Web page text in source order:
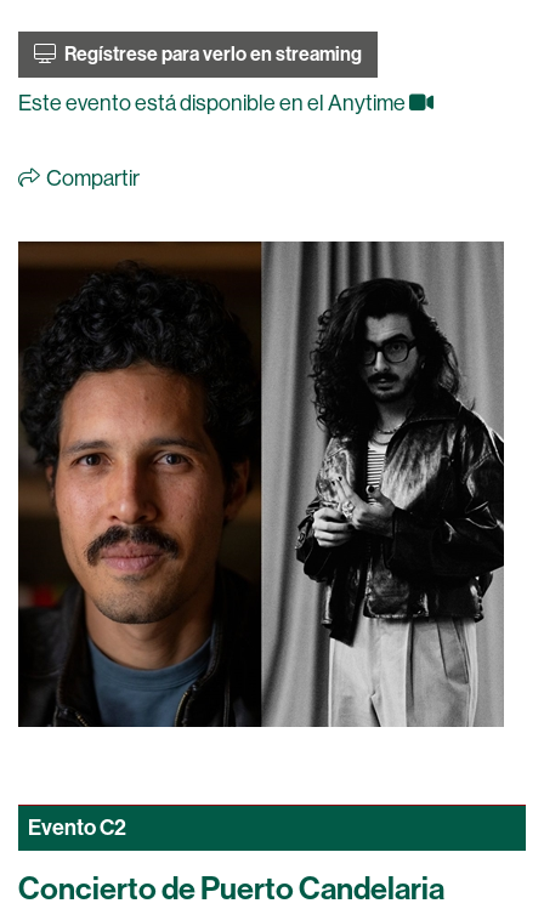
Regístrese para verlo en streaming
Este evento está disponible en el Anytime
Compartir
EventoC2
Concierto de Puerto Candelaria